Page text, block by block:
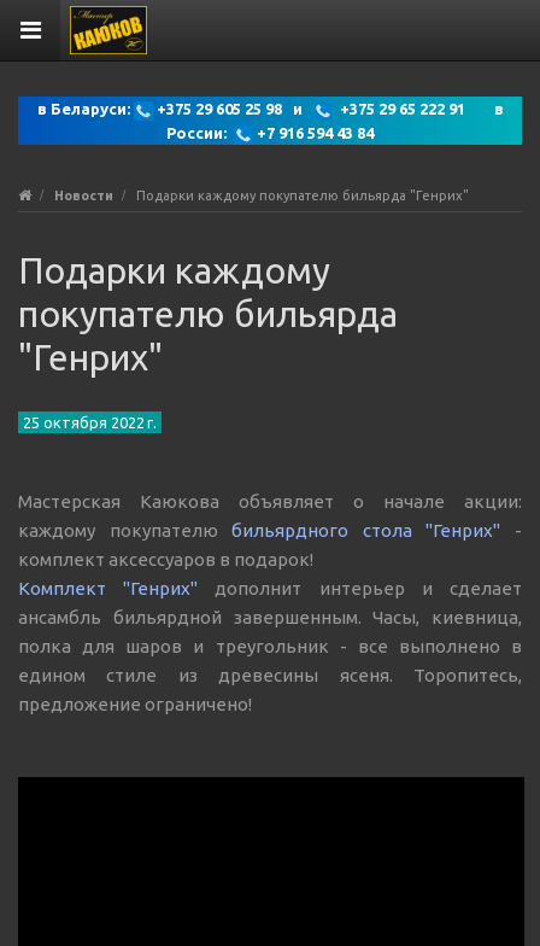
в Беларуси: +375 29 605 25 98 и
+375 29 65 222 91 в
России:
+7 916 594 43 84
Новости Подарки каждому покупателю бильярда "Генрих"
Подарки каждому
покупателю бильярда
"Генрих"
25 октября 2022 г.
Мастерская Каюкова объявляет о начале акции:
каждому покупателюбильярдного стола "Генрих" -
комплект аксессуаров в подарок!
Комплект "Генрих" дополнит интерьер и сделает
ансамбль бильярдной завершенным. Часы, киевница,
полка для шаров и треугольник - все выполнено в
едином стиле из древесины ясеня. Торопитесь,
предложение ограничено!